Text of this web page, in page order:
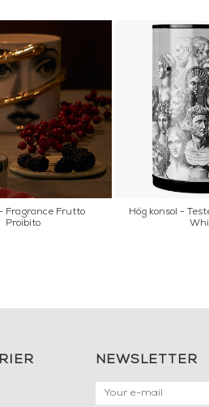
Fragrance Frutto
Proibito
Hög konsol -
NEWSLETTER